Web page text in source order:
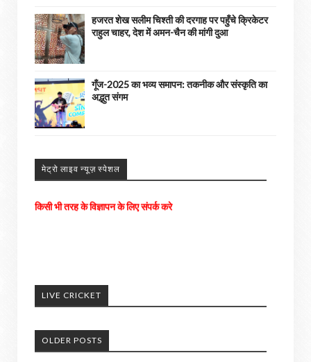
हजरत शेख सलीम चिश्ती की दरगाह पर पहुँचे क्रिकेटर
राहुल चाहर, देश में अमन-चैन की मांगी दुआ
गूँज-2025 का भव्य समापन: तकनीक और संस्कृति का
अद्भुत संगम
मेट्रो लाइव न्यूज़ स्पेशल
अच्छी खबरों को हम अपने पोर्टल में दिखाएंगे। ......
LIVE CRICKET
OLDER POSTS